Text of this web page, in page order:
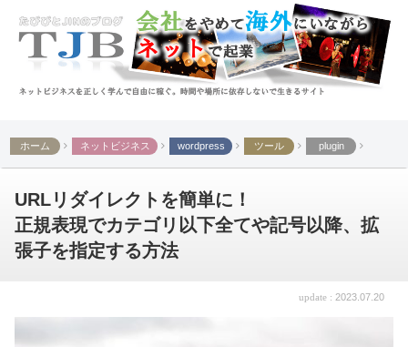
ホーム ネットビジネス wordpress ツール plugin
URLリダイレクトを簡単に！
正規表現でカテゴリ以下全てや記号以降、拡
張子を指定する方法
2023.07.20